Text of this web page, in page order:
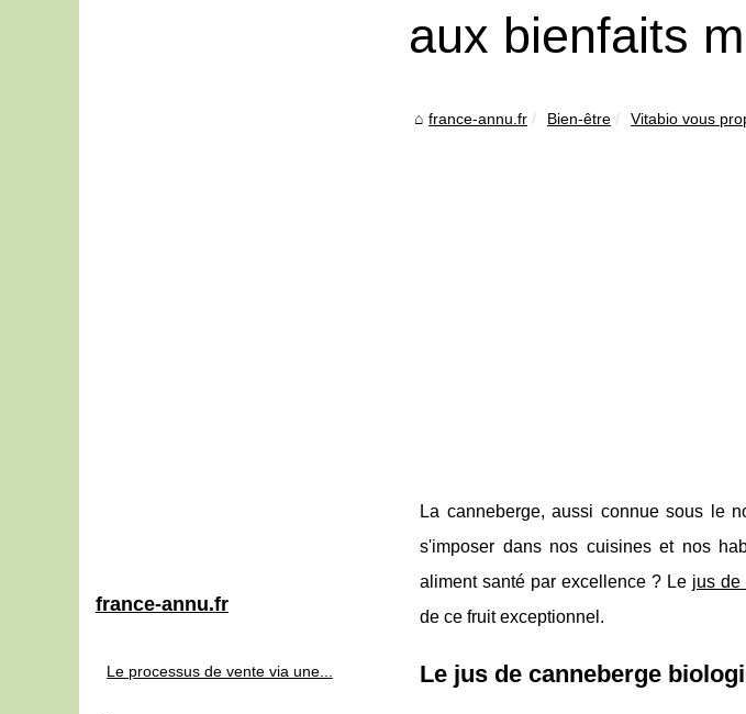
aux bienfaits
france-annu.fr Bien-être Vitabio vous
La canneberge, aussi connue sous le
s'imposer dans nos cuisines et nos
aliment santé par excellence ? Le jus de
de ce fruit exceptionnel.
Le jus de canneberge
france-annu.fr
Le processus de vente via une...